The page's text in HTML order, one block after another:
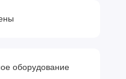
оборудование